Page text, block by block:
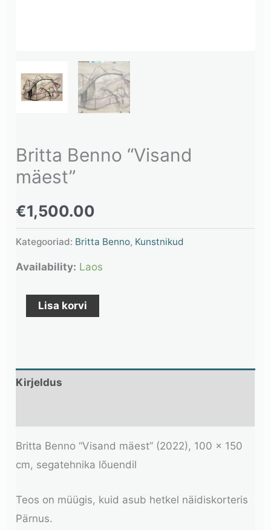
Britta Benno “Visand
mäest”
€1,500.00
Kategooriad: Britta Benno, Kunstnikud
Availability: Laos
Lisa korvi
Kirjeldus
Britta Benno “Visand mäest” (2022), 100 x 150
cm, segatehnika lõuendil
Teos on müügis, kuid asub hetkel näidiskorteris
Pärnus.